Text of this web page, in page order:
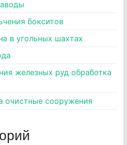
бокситов
в угольных шахтах
железных руд обработка
очистные сооружения